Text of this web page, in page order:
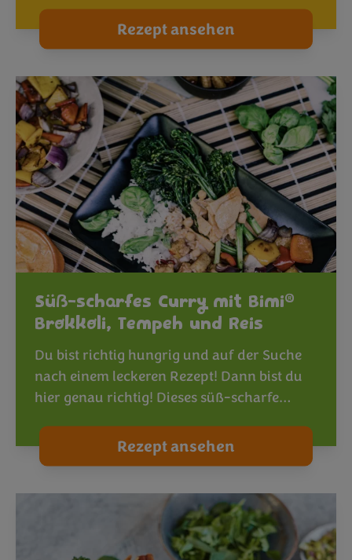
Rezept ansehen
Süß-scharfes Curry mit Bimi®
Brokkoli, Tempeh und Reis
Du bist richtig hungrig und auf der Suche
nach einem leckeren Rezept! Dann bist du
hier genau richtig! Dieses süß-scharfe…
Rezept ansehen